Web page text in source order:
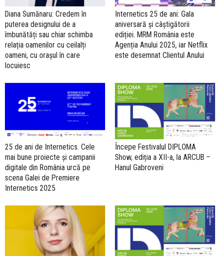
Diana Sumănaru: Credem în
puterea designului de a
îmbunătăți sau chiar schimba
relația oamenilor cu ceilalți
oameni, cu orașul în care
locuiesc
Internetics 25 de ani: Gala
aniversară și câștigătorii
ediției. MRM România este
Agenția Anului 2025, iar Netflix
este desemnat Clientul Anului
25 de ani de Internetics. Cele
mai bune proiecte și campanii
digitale din România urcă pe
scena Galei de Premiere
Internetics 2025
Începe Festivalul DIPLOMA
Show, ediția a XII-a, la ARCUB –
Hanul Gabroveni